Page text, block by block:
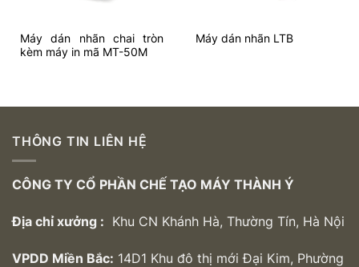
Máy dán nhãn chai tròn
kèm máy in mã MT-50M
Máy dán nhãn LTB
THÔNG TIN LIÊN HỆ
CÔNG TY CỔ PHẦN CHẾ TẠO MÁY THÀNH Ý
Địa chỉ xưởng : Khu CN Khánh Hà, Thường Tín, Hà Nội
VPDD Miền Bắc: 14D1 Khu đô thị mới Đại Kim, Phường